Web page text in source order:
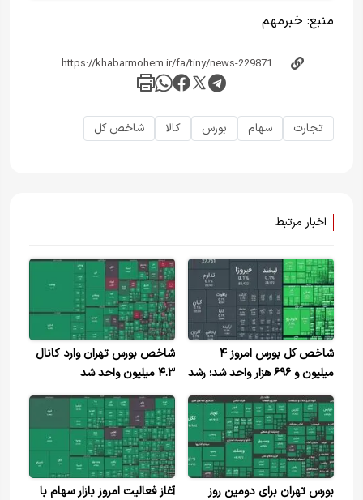
منبع: خبر‌مهم
تجارت سهام بورس کالا شاخص کل
اخبار مرتبط
شاخص کل بورس امروز ۴
میلیون و ۶۹۶ هزار واحد شد؛ رشد
۱۰۳ هزار واحدی
شاخص بورس تهران وارد کانال
۴.۳ میلیون واحد شد
بورس تهران برای دومین روز
آغاز فعالیت امروز بازار سهام با